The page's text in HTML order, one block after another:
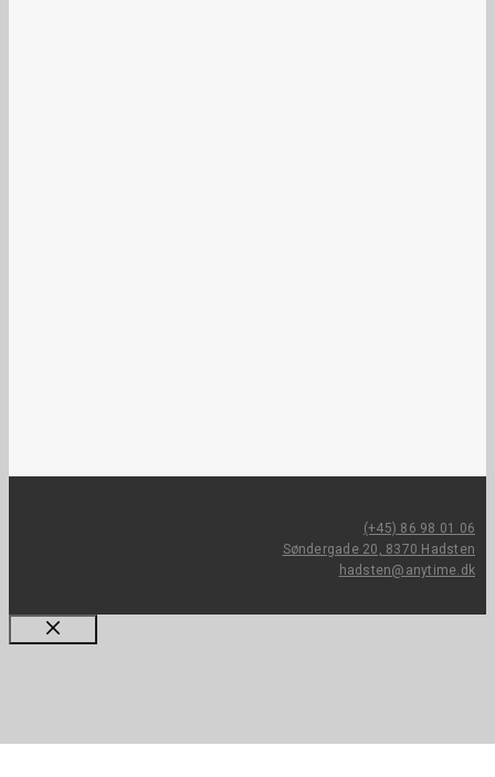
(+45) 86 98 01 06
Søndergade 20, 8370 Hadsten
hadsten@anytime.dk
Luk